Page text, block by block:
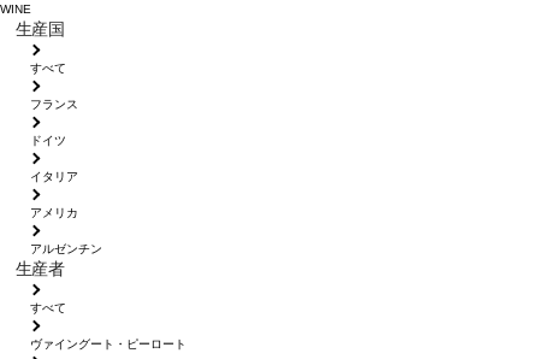
WINE
生産国
すべて
フランス
ドイツ
イタリア
アメリカ
アルゼンチン
生産者
すべて
ヴァイングート・ピーロート